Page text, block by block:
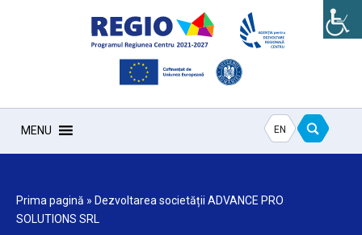
MENU EN
Prima pagină » Dezvoltarea societății ADVANCE PRO
SOLUTIONS SRL